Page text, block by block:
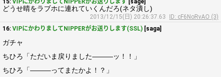
15: VIPにかわりましてNIPPERがお送りします [sage]
どうせ晴をラブホに連れていくんだろ(ネタ潰し)
2013/12/15(日) 20:26:37.63
ID: cF6NoRvAO (3)
16: VIPにかわりましてNIPPERがお送りします(SSL) [saga]
ガチャ
ちひろ「ただいま戻りました―――ッ！！」
ちひろ「―――ってまたかよ！？」